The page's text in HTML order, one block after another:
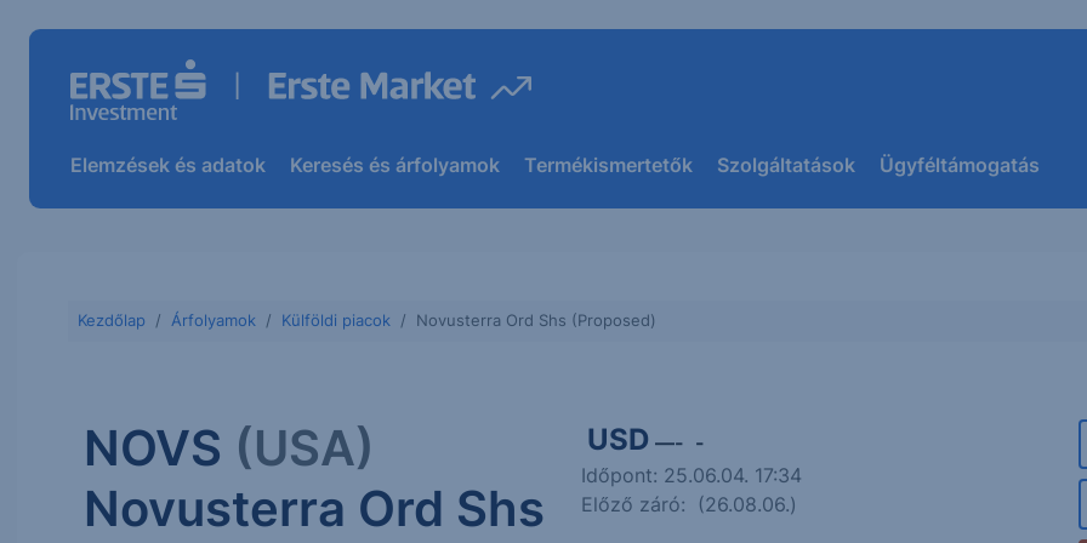
Elemzések és adatok Keresés és árfolyamok Termékismertetők Szolgáltatások Ügyféltámogatás
Kezdőlap Árfolyamok Külföldi piacok Novusterra Ord Shs (Proposed)
NOVS (USA)
Novusterra Ord Shs
USD —- -
Időpont: 25.06.04. 17:34
Előző záró:
(26.08.06.)